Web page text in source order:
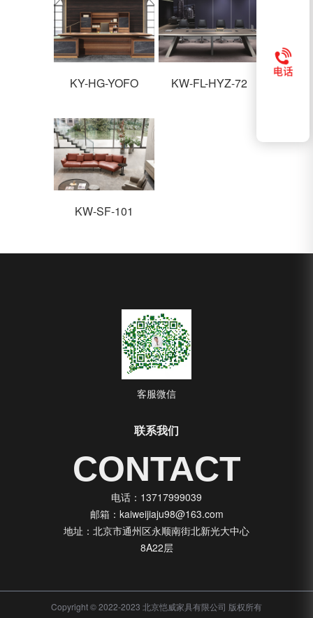
KY-HG-YOFO KW-FL-HYZ-72
KW-SF-101
客服微信
联系我们
CONTACT
电话：13717999039
邮箱：kaiweijiaju98@163.com
地址：北京市通州区永顺南街北新光大中心
8A22层
Copyright © 2022-2023 北京恺威家具有限公司 版权所有